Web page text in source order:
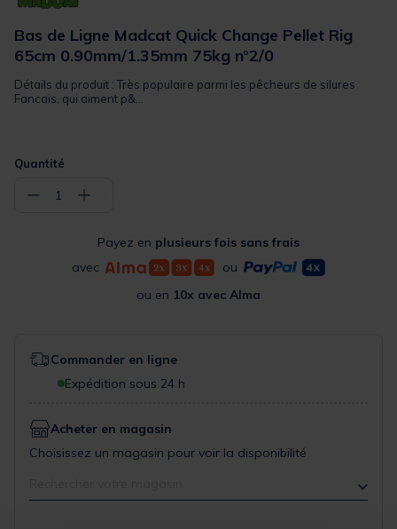
Bas de Ligne Madcat Quick Change Pellet Rig
65cm 0.90mm/1.35mm 75kg n°2/0
Détails du produit : Très populaire parmi les pêcheurs de silures
Fancais, qui aiment p&...
Quantité
− 1 +
Payez en plusieurs fois sans frais
avec
ou
ou en 10x avec Alma
Commander en ligne
Expédition sous 24 h
Acheter en magasin
Choisissez un magasin pour voir la disponibilité